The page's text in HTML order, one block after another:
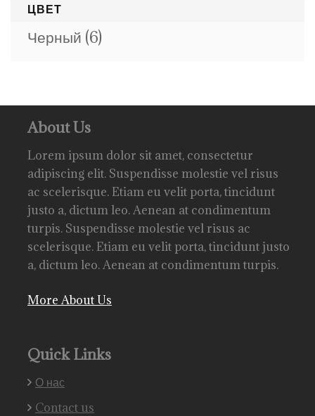
ЦВЕТ
Черный (6)
About Us
Lorem ipsum dolor sit amet, consectetur
adipiscing elit. Suspendisse molestie vel risus
ac scelerisque. Etiam eu velit porta, tincidunt
justo a, dictum leo. Aenean at condimentum
turpis. Suspendisse molestie vel risus ac
scelerisque. Etiam eu velit porta, tincidunt justo
a, dictum leo. Aenean at condimentum turpis.
More About Us
Quick Links
О нас
Contact us